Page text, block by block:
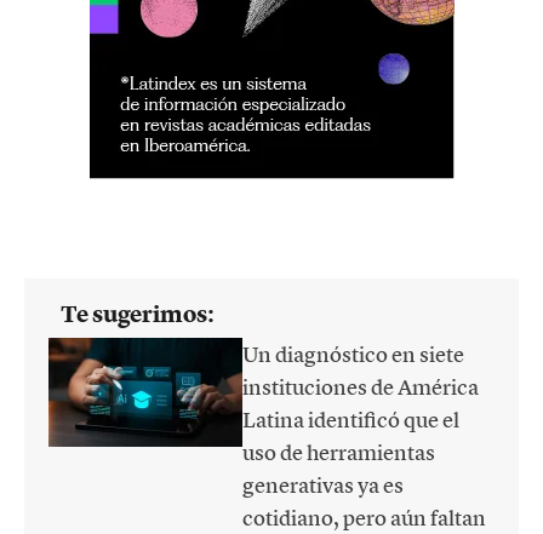
Te sugerimos:
Un diagnóstico en siete
instituciones de América
Latina identificó que el
uso de herramientas
generativas ya es
cotidiano, pero aún faltan